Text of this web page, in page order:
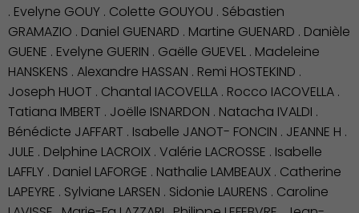
. Evelyne GOUY . Colette GOUYOU . Sébastien
GRAMAZIO . Daniel GUENARD . Martine GUENARD . Danièle
GUENE . Evelyne GUERIN . Gaëlle GUEVEL . Madeleine
HANSKENS . Alexandre HASSAN . Remi HOSTEKIND .
Joseph HUOT . Chantal IACOVELLA . Rocco IACOVELLA .
Tatiana IMBERT . Joëlle ISNARDON . Natacha IVALDI .
Bénédicte JAFFART . Isabelle JANOT- FONCIN . JEANNE H .
JULE . Delphine LACROIX . Valérie LACROSSE . Isabelle
LAFFLY . Daniel LAFORGE . Nathalie LAMBEAUX . Catherine
LAPEYRE . Sylviane LARSEN . Sidonie LAURENS . Caroline